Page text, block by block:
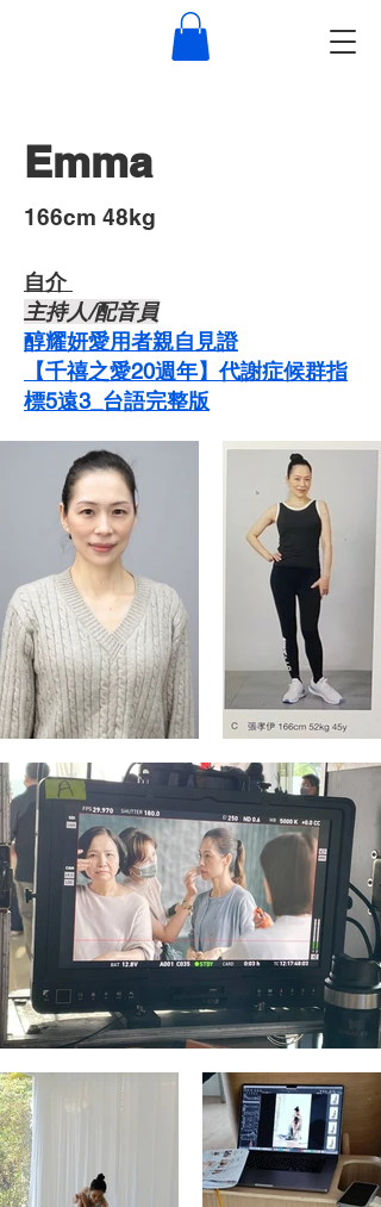
Emma
​166cm 48kg
自介 ​
主持人/配音員
醇耀妍愛用者親自見證
【千禧之愛20週年】代謝症候群指
標5遠3_台語完整版